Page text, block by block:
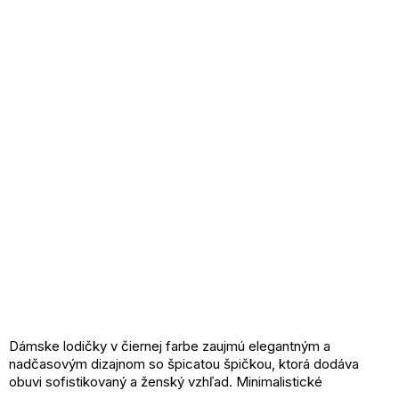
Dámske lodičky v čiernej farbe zaujmú elegantným a
nadčasovým dizajnom so špicatou špičkou, ktorá dodáva
obuvi sofistikovaný a ženský vzhľad. Minimalistické